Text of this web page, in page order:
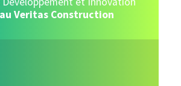
Veritas Construction